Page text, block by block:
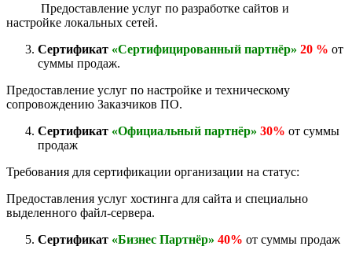
Предоставление услуг по разработке сайтов и
настройке локальных сетей.
Сертификат «Сертифицированный партнёр» 20 % от
суммы продаж.
Предоставление услуг по настройке и техническому
сопровождению Заказчиков ПО.
Сертификат «Официальный партнёр» 30% от суммы
продаж
Требования для сертификации организации на статус:
Предоставления услуг хостинга для сайта и специально
выделенного файл-сервера.
Сертификат «Бизнес Партнёр» 40% от суммы продаж